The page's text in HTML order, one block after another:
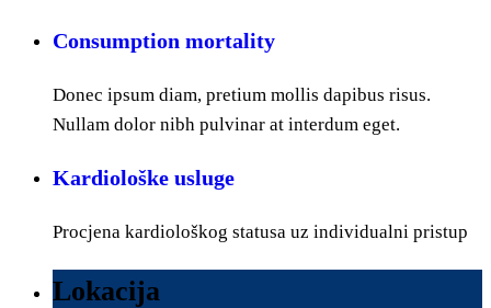
Consumption mortality
Donec ipsum diam, pretium mollis dapibus risus.
Nullam dolor nibh pulvinar at interdum eget.
Kardiološke usluge
Procjena kardiološkog statusa uz individualni pristup
Lokacija